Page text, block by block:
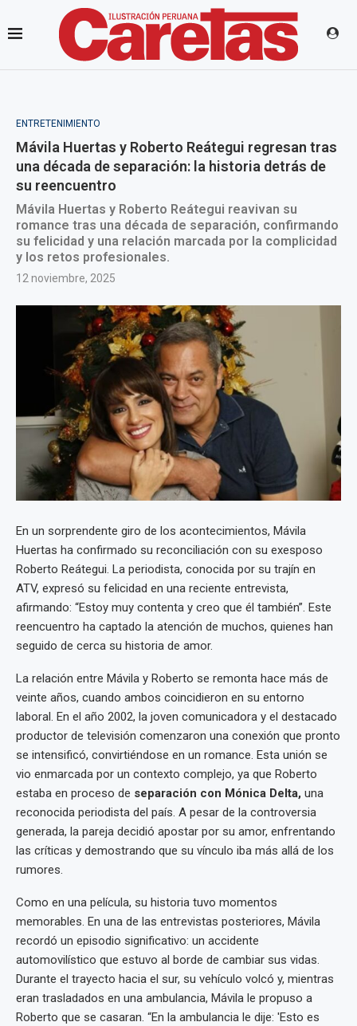
ENTRETENIMIENTO
Mávila Huertas y Roberto Reátegui regresan tras
una década de separación: la historia detrás de
su reencuentro
Mávila Huertas y Roberto Reátegui reavivan su
romance tras una década de separación, confirmando
su felicidad y una relación marcada por la complicidad
y los retos profesionales.
12 noviembre, 2025
En un sorprendente giro de los acontecimientos, Mávila
Huertas ha confirmado su reconciliación con su exesposo
Roberto Reátegui. La periodista, conocida por su trajín en
ATV, expresó su felicidad en una reciente entrevista,
afirmando: “Estoy muy contenta y creo que él también”. Este
reencuentro ha captado la atención de muchos, quienes han
seguido de cerca su historia de amor.
La relación entre Mávila y Roberto se remonta hace más de
veinte años, cuando ambos coincidieron en su entorno
laboral. En el año 2002, la joven comunicadora y el destacado
productor de televisión comenzaron una conexión que pronto
se intensificó, convirtiéndose en un romance. Esta unión se
vio enmarcada por un contexto complejo, ya que Roberto
estaba en proceso de separación con Mónica Delta, una
reconocida periodista del país. A pesar de la controversia
generada, la pareja decidió apostar por su amor, enfrentando
las críticas y demostrando que su vínculo iba más allá de los
rumores.
Como en una película, su historia tuvo momentos
memorables. En una de las entrevistas posteriores, Mávila
recordó un episodio significativo: un accidente
automovilístico que estuvo al borde de cambiar sus vidas.
Durante el trayecto hacia el sur, su vehículo volcó y, mientras
eran trasladados en una ambulancia, Mávila le propuso a
Roberto que se casaran. “En la ambulancia le dije: 'Esto es